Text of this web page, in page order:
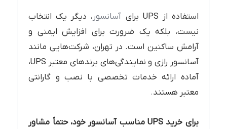
استفاده از UPS برای آسانسور، دیگر یک انتخاب
نیست، بلکه یک ضرورت برای افزایش ایمنی و
آرامش ساکنین است. در تهران، شرکت‌هایی مانند
آسانسور رازی و نمایندگی‌های برندهای معتبر UPS،
آماده ارائه خدمات تخصصی با نصب و گارانتی
معتبر هستند.
برای خرید UPSمناسب آسانسور خود، حتماً مشاور